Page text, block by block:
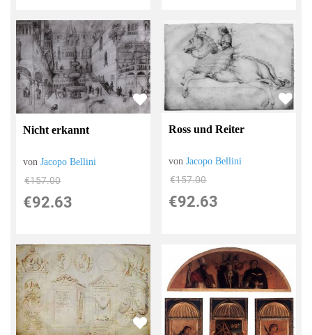
Nicht erkannt
vonJacopo Bellini
€157.00
€92.63
Ross und Reiter
vonJacopo Bellini
€157.00
€92.63